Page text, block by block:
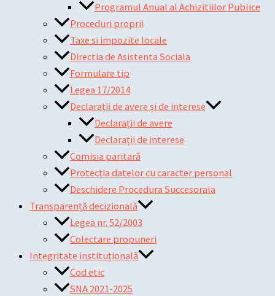
Programul Anual al Achizitiilor Publice
Proceduri proprii
Taxe si impozite locale
Directia de Asistenta Sociala
Formulare tip
Legea 17/2014
Declarații de avere și de interese
Declarații de avere
Declarații de interese
Comisia paritară
Protecția datelor cu caracter personal
Deschidere Procedura Succesorala
Transparență decizională
Legea nr. 52/2003
Colectare propuneri
Integritate instituțională
Cod etic
SNA 2021-2025